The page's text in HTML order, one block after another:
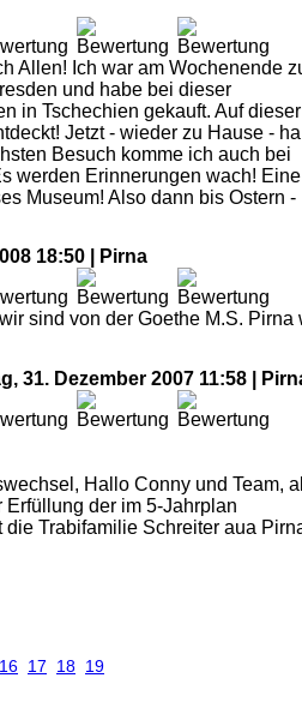
Allen! Ich war am Wochenende
und habe bei dieser
in Tschechien gekauft. Auf dieser
Jetzt - wieder zu Hause -
Besuch komme ich auch bei
werden Erinnerungen wach! Eine
Museum! Also dann bis Ostern -
18:50 | Pirna
sind von der Goethe M.S. Pirna
31. Dezember 2007 11:58 |
Hallo Conny und Team,
Erfüllung der im 5-Jahrplan
Trabifamilie Schreiter aua
16 17 18 19